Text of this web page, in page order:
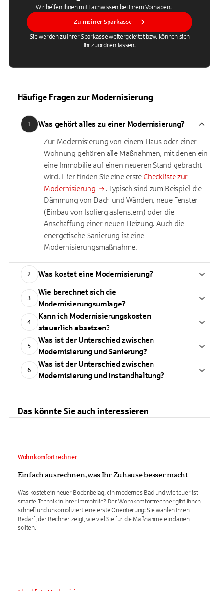
Wir helfen Ihnen mit Fachwissen bei Ihrem Vorhaben.
Zu meiner Sparkasse
Sie werden zu Ihrer Sparkasse weitergeleitet bzw. können sich
ihr zuordnen lassen.
Häufige Fragen zur Modernisierung
1 Was gehört alles zu einer Modernisierung?
Zur Modernisierung von einem Haus oder einer
Wohnung gehören alle Maßnahmen, mit denen ein
eine Immobilie auf einen neueren Stand gebracht
wird. Hier finden Sie eine erste Checkliste zur
Modernisierung
. Typisch sind zum Beispiel die
Dämmung von Dach und Wänden, neue Fenster
(Einbau von Isolierglasfenstern) oder die
Anschaffung einer neuen Heizung. Auch die
energetische Sanierung ist eine
Modernisierungsmaßnahme.
2 Was kostet eine Modernisierung?
3
Wie berechnet sich die
Modernisierungsumlage?
4
Kann ich Modernisierungskosten
steuerlich absetzen?
5
Was ist der Unterschied zwischen
Modernisierung und Sanierung?
6
Was ist der Unterschied zwischen
Modernisierung und Instandhaltung?
Das könnte Sie auch interessieren
Wohnkomfortrechner
Einfach ausrechnen, was Ihr Zuhause besser macht
Was kostet ein neuer Bodenbelag, ein modernes Bad und wie teuer ist
smarte Technik in Ihrer Immobilie? Der Wohnkomfortrechner gibt Ihnen
schnell und unkompliziert eine erste Orientierung: Sie wählen Ihren
Bedarf, der Rechner zeigt, wie viel Sie für die Maßnahme einplanen
sollten.